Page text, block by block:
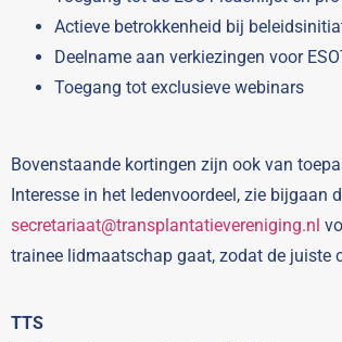
Actieve betrokkenheid bij
Deelname aan verkiezingen voor
Toegang tot exclusieve webinars
Bovenstaande kortingen zijn ook van
Interesse in het ledenvoordeel, zie bijgaan
secretariaat@transplantatievereniging.nl
trainee lidmaatschap gaat, zodat de juiste
TTS